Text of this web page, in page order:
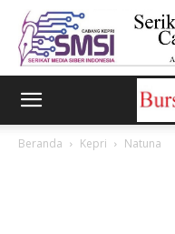
Beranda Kepri Natuna